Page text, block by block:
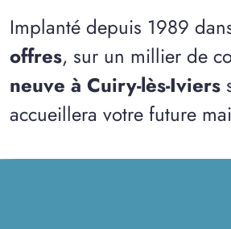
Implanté depuis 1989
offres, sur un millier de
neuve à Cuiry-lès-Iviers
accueillera votre future